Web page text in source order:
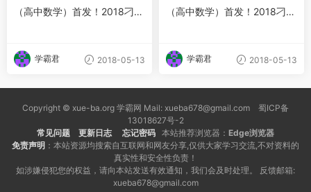
（高中数学）首发！2018刁哥
学霸君 2018-05-13
（高中数学）首发！2018刁哥
学霸君 2018-05-13
Copyright © xue-ba.org 学霸网 Mail: xueba678@gmail.com 蜀ICP备
13018627号-2
常见问题
更新日志 忘记密码 本站推荐浏览器： Edge浏览器
免责声明 ：本站资源均搜索自互联网和网友分享,仅供大家学习交流,不对资料的
真实性和安全性负责！
如涉嫌侵犯您的权益，请向本站发送有效通知，我们会及时处理。 反馈邮箱:
xueba678@gmail.com